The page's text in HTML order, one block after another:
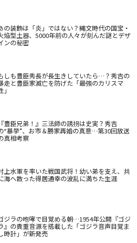
の装飾は「炎」ではない？縄文時代の国宝・
焔型土器、5000年前の人々が刻んだ謎とデザ
ンの秘密
しも豊臣秀長が長生きしていたら…？秀吉の
走と豊臣家滅亡を防げた「最強のカリスマ
」
『豊臣兄弟！』三法師の誘拐は史実？秀吉
“暴挙”、お市＆勝家再婚の真意…第30回放送
真相考察
上水軍を率いた戦国武将！幼い弟を支え、共
海へ散った得居通幸の波乱に満ちた生涯
ジラの咆哮で目覚める朝…1954年公開『ゴジ
』の貴重音源を搭載した「ゴジラ音声目覚ま
時計」が新発売